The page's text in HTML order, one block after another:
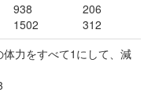
938
1502
206
312
力をすべて1にして、減